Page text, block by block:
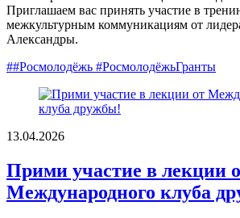
Приглашаем вас принять участие в
межкультурным коммуникациям от
Александры.
##Росмолодёжь #РосмолодёжьГранты
13.04.2026
Прими участие в лекции
Международного клуба